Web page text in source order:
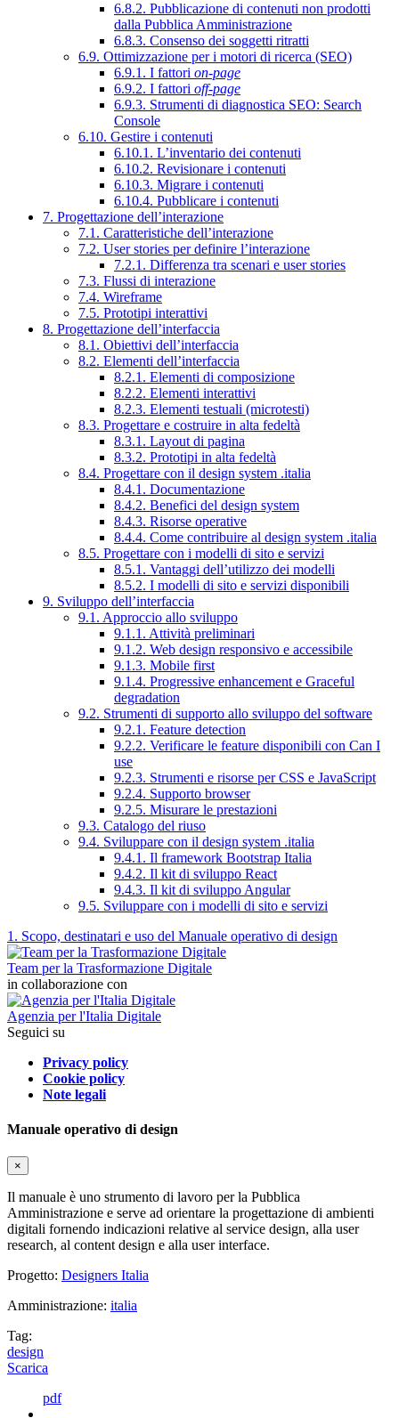
6.8.2. Pubblicazione di contenuti non prodotti
dalla Pubblica Amministrazione
6.8.3. Consenso dei soggetti ritratti
6.9. Ottimizzazione per i motori di ricerca (SEO)
6.9.1. I fattori on-page
6.9.2. I fattori off-page
6.9.3. Strumenti di diagnostica SEO: Search
Console
6.10. Gestire i contenuti
6.10.1. L’inventario dei contenuti
6.10.2. Revisionare i contenuti
6.10.3. Migrare i contenuti
6.10.4. Pubblicare i contenuti
7. Progettazione dell’interazione
7.1. Caratteristiche dell’interazione
7.2. User stories per definire l’interazione
7.2.1. Differenza tra scenari e user stories
7.3. Flussi di interazione
7.4. Wireframe
7.5. Prototipi interattivi
8. Progettazione dell’interfaccia
8.1. Obiettivi dell’interfaccia
8.2. Elementi dell’interfaccia
8.2.1. Elementi di composizione
8.2.2. Elementi interattivi
8.2.3. Elementi testuali (microtesti)
8.3. Progettare e costruire in alta fedeltà
8.3.1. Layout di pagina
8.3.2. Prototipi in alta fedeltà
8.4. Progettare con il design system .italia
8.4.1. Documentazione
8.4.2. Benefici del design system
8.4.3. Risorse operative
8.4.4. Come contribuire al design system .italia
8.5. Progettare con i modelli di sito e servizi
8.5.1. Vantaggi dell’utilizzo dei modelli
8.5.2. I modelli di sito e servizi disponibili
9. Sviluppo dell’interfaccia
9.1. Approccio allo sviluppo
9.1.1. Attività preliminari
9.1.2. Web design responsivo e accessibile
9.1.3. Mobile first
9.1.4. Progressive enhancement e Graceful
degradation
9.2. Strumenti di supporto allo sviluppo del software
9.2.1. Feature detection
9.2.2. Verificare le feature disponibili con Can I
use
9.2.3. Strumenti e risorse per CSS e JavaScript
9.2.4. Supporto browser
9.2.5. Misurare le prestazioni
9.3. Catalogo del riuso
9.4. Sviluppare con il design system .italia
9.4.1. Il framework Bootstrap Italia
9.4.2. Il kit di sviluppo React
9.4.3. Il kit di sviluppo Angular
9.5. Sviluppare con i modelli di sito e servizi
1. Scopo, destinatari e uso del Manuale operativo di design
Team per la Trasformazione Digitale
in collaborazione con
Agenzia per l'Italia Digitale
Seguici su
Privacy policy
Cookie policy
Note legali
Manuale operativo di design
×
Il manuale è uno strumento di lavoro per la Pubblica
Amministrazione e serve ad orientare la progettazione di ambienti
digitali fornendo indicazioni relative al service design, alla user
research, al content design e alla user interface.
Progetto: Designers Italia
Amministrazione: italia
Tag:
design
Scarica
pdf